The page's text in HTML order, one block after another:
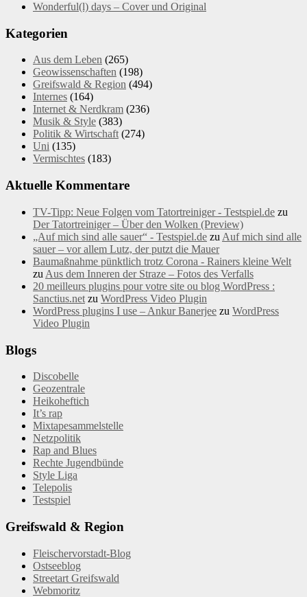
Wonderful(l) days – Cover und Original
Kategorien
Aus dem Leben (265)
Geowissenschaften (198)
Greifswald & Region (494)
Internes (164)
Internet & Nerdkram (236)
Musik & Style (383)
Politik & Wirtschaft (274)
Uni (135)
Vermischtes (183)
Aktuelle Kommentare
TV-Tipp: Neue Folgen vom Tatortreiniger - Testspiel.de zu
Der Tatortreiniger – Über den Wolken (Preview)
„Auf mich sind alle sauer“ - Testspiel.de zu Auf mich sind alle
sauer – vor allem Lutz, der putzt die Mauer
Baumaßnahme pünktlich trotz Corona - Rainers kleine Welt
zu Aus dem Inneren der Straze – Fotos des Verfalls
20 meilleurs plugins pour votre site ou blog WordPress :
Sanctius.net zu WordPress Video Plugin
WordPress plugins I use – Ankur Banerjee zu WordPress
Video Plugin
Blogs
Discobelle
Geozentrale
Heikoheftich
It’s rap
Mixtapesammelstelle
Netzpolitik
Rap and Blues
Rechte Jugendbünde
Style Liga
Telepolis
Testspiel
Greifswald & Region
Fleischervorstadt-Blog
Ostseeblog
Streetart Greifswald
Webmoritz